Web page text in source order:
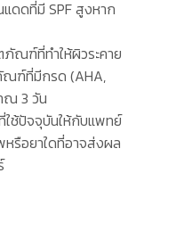
แดดที่มี SPF สูงหาก
ณฑ์ที่ทำให้ผิวระคาย
ณฑ์ที่มีกรด (AHA,
ณ 3 วัน
ใช้ปัจจุบันให้กับแพทย์
หรือยาใดที่อาจส่งผล